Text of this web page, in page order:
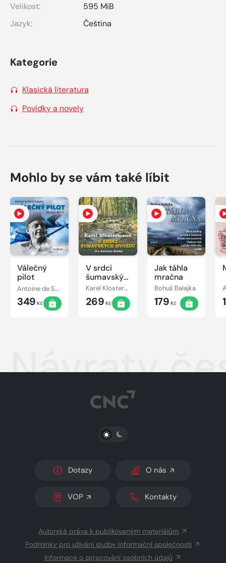
Velikost:
595 MiB
Jazyk:
Čeština
Kategorie
Klasická literatura
Povídky a novely
Mohlo by se vám také líbit
Válečný
pilot
Antoine de Saint-Exupéry
349 Kč
V srdci
šumavských
hvozdů
Karel Klostermann
269 Kč
Jak táhla
mračna
Bohuš Balajka
179 Kč
Návraty
PŘEPNOUT SVĚTLÝ/TMAVÝ REŽIM
Dotazy O nás
VOP Kontakty
Autorská práva k publikovaným materiálům
Podmínky pro užívání služby informační společnosti
Informace o zpracování osobních údajů